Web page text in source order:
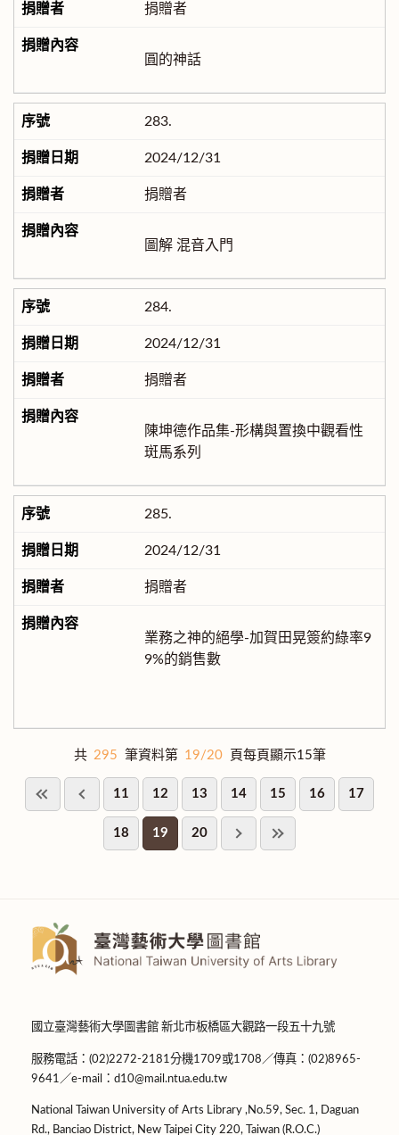
捐贈者
圓的神話
283.
2024/12/31
捐贈者
圖解 混音入門
284.
2024/12/31
捐贈者
陳坤德作品集-形構與置換中觀看性
斑馬系列
285.
2024/12/31
捐贈者
業務之神的絕學-加賀田晃簽約綠率9
9%的銷售數
共 295 筆資料第 19/20 頁每頁顯示15筆
11 12 13 14 15 16 17
18 19 20
國立臺灣藝術大學圖書館 新北市板橋區大觀路一段五十九號
服務電話：(02)2272-2181分機1709或1708／傳真：(02)8965-
9641／e-mail：d10@mail.ntua.edu.tw
National Taiwan University of Arts Library ,No.59, Sec. 1, Daguan
Rd., Banciao District, New Taipei City 220, Taiwan (R.O.C.)